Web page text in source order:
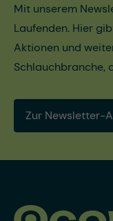
Mit unserem
Laufenden. Hier
Aktionen und
Schlauchbranche,
Zur Newsletter-